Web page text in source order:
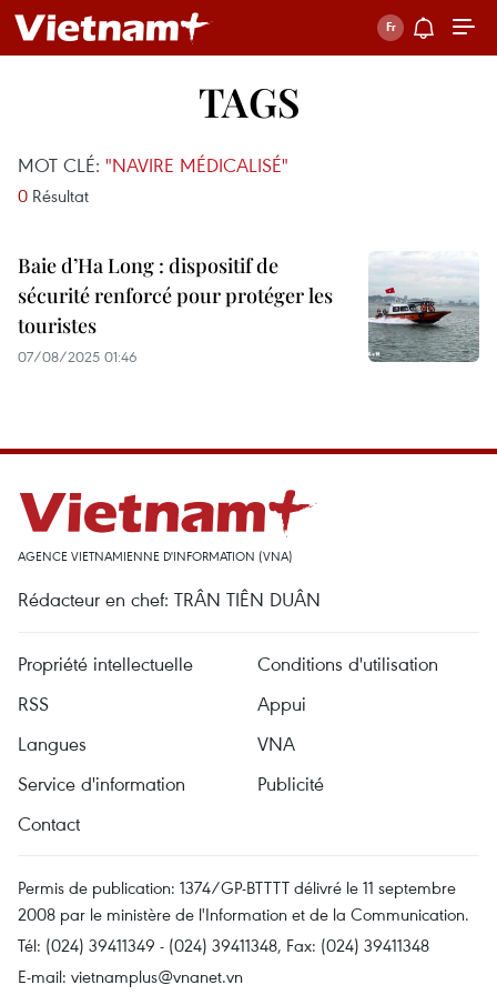
TAGS
MOT CLÉ: "NAVIRE MÉDICALISÉ"
0 Résultat
Baie d’Ha Long : dispositif de
sécurité renforcé pour protéger les
touristes
07/08/2025 01:46
AGENCE VIETNAMIENNE D'INFORMATION (VNA)
Rédacteur en chef: TRÂN TIÊN DUÂN
Propriété intellectuelle
Conditions d'utilisation
RSS
Appui
Langues
VNA
Service d'information
Publicité
Contact
Permis de publication: 1374/GP-BTTTT délivré le 11 septembre
2008 par le ministère de l'Information et de la Communication.
Tél: (024) 39411349 - (024) 39411348, Fax: (024) 39411348
E-mail: vietnamplus@vnanet.vn